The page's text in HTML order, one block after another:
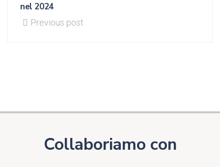
nel 2024
Previous post
Collaboriamo con